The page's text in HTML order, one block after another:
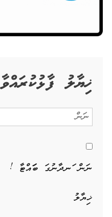
ޚިޔާލު ފާޅުކުރައްވާ
ނަން ހަނދާނުގަ ބަހައްޓާ !
ޚިޔާލު